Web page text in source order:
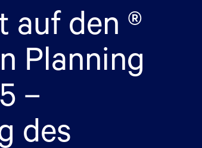
auf den ®
Planning
–
des